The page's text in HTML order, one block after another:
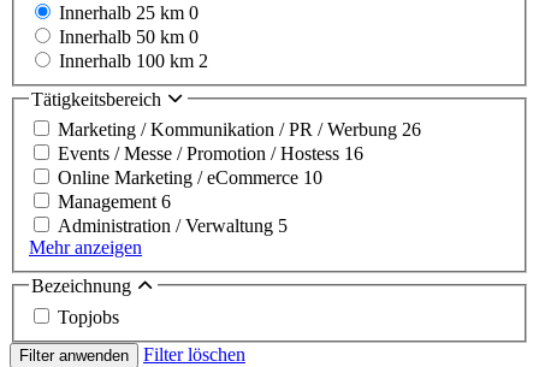
Innerhalb 25 km 0
Innerhalb 50 km 0
Innerhalb 100 km 2
Tätigkeitsbereich
Marketing / Kommunikation / PR / Werbung 26
Events / Messe / Promotion / Hostess 16
Online Marketing / eCommerce 10
Management 6
Administration / Verwaltung 5
Mehr anzeigen
Bezeichnung
Topjobs
Filter anwenden Filter löschen